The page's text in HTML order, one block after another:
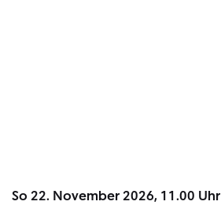
So 22. November 2026, 11.00 Uhr